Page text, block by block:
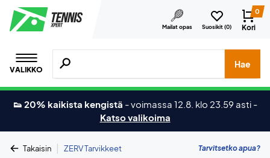
Mailat opas Suosikit (0)
0
Kori
VALIKKO
Hae tuotteita, merkkejä jne.
Hae
👟 20% kaikista kengistä -voimassa 12.8. klo 23.59 asti -
Katso valikoima
Takaisin | ZERV Tarvikkeet Tarvitsetko apua?